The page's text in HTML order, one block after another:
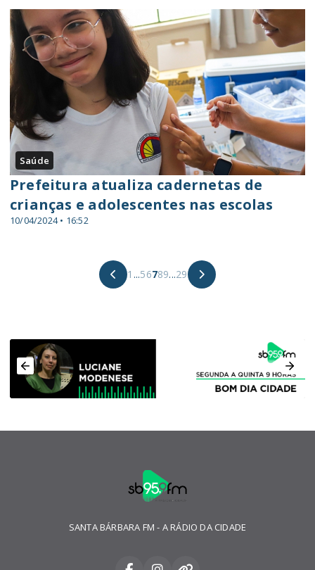
Saúde
10/04/2024 • 16:52
Prefeitura atualiza cadernetas de
crianças e adolescentes nas escolas
1 ...56789...29
SANTA BÁRBARA FM - A RÁDIO DA CIDADE